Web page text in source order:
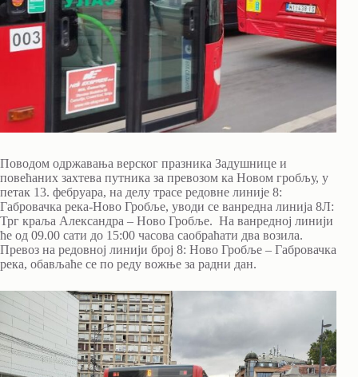
Поводом одржавања верског празника Задушнице и
повећаних захтева путника за превозом ка Новом гробљу, у
петак 13. фебруара, на делу трасе редовне линије 8:
Габровачка река-Ново Гробље, уводи се ванредна линија 8Л:
Трг краља Александра – Ново Гробље. На ванредној линији
ће од 09.00 сати до 15:00 часова саобраћати два возила.
Превоз на редовној линији број 8: Ново Гробље – Габровачка
река, обављаће се по реду вожње за радни дан.